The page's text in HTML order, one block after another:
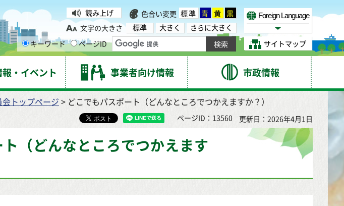
読み上げ 色合い変更 標準 青 黄 黒
文字の大きさ
標準 大きく
さらに大きく
キーワード
ページID
Foreign Language
Select Language
サイトマップ
・イベント 事業者向け情報 市政情報
トップページ > どこでもパスポート（どんなところでつかえますか？）
ページID：13560 更新日：2026年4月1日
（どんなところでつかえます